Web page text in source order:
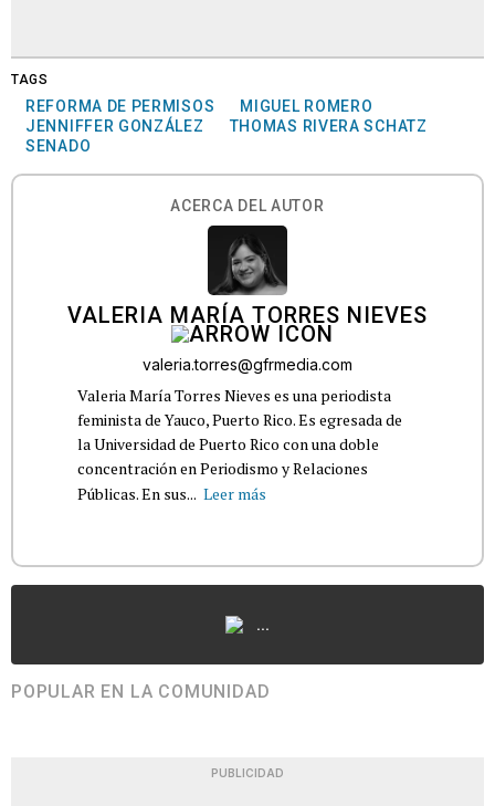
TAGS
REFORMA DE PERMISOS
MIGUEL ROMERO
JENNIFFER GONZÁLEZ
THOMAS RIVERA SCHATZ
SENADO
ACERCA DEL AUTOR
VALERIA MARÍA TORRES NIEVES
valeria.torres@gfrmedia.com
Valeria María Torres Nieves es una periodista
feminista de Yauco, Puerto Rico. Es egresada de
la Universidad de Puerto Rico con una doble
concentración en Periodismo y Relaciones
Públicas. En sus... Leer más
...
POPULAR EN LA COMUNIDAD
PUBLICIDAD